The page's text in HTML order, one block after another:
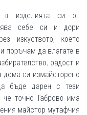
в изделията си от
себе си и дори
изкуството, което
поръчам да влагате в
радост и
дома си измайсторено
бъде дарен с тези
точно Габрово има
майстор мутафчия